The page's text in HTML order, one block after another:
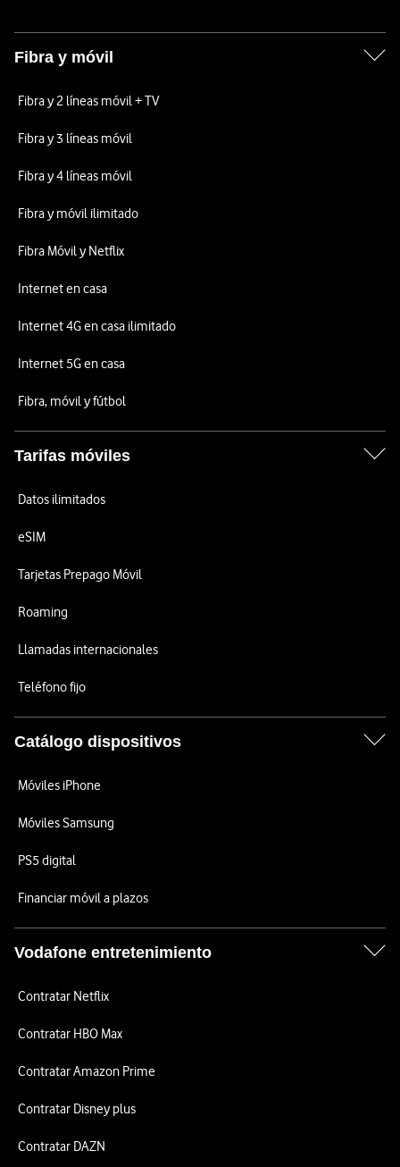
Fibra y móvil
Fibra y 2 líneas móvil + TV
Fibra y 3 líneas móvil
Fibra y 4 líneas móvil
Fibra y móvil ilimitado
Fibra Móvil y Netflix
Internet en casa
Internet 4G en casa ilimitado
Internet 5G en casa
Fibra, móvil y fútbol
Tarifas móviles
Datos ilimitados
eSIM
Tarjetas Prepago Móvil
Roaming
Llamadas internacionales
Teléfono fijo
Catálogo dispositivos
Móviles iPhone
Móviles Samsung
PS5 digital
Financiar móvil a plazos
Vodafone entretenimiento
Contratar Netflix
Contratar HBO Max
Contratar Amazon Prime
Contratar Disney plus
Contratar DAZN